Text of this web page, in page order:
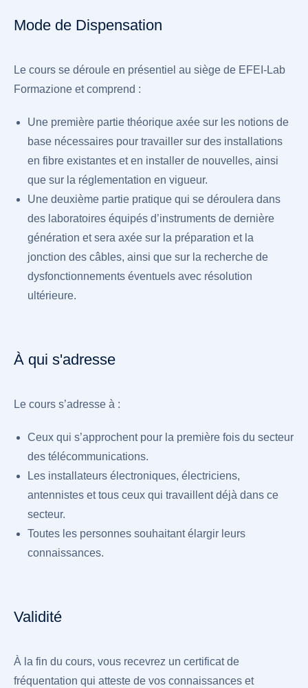
Mode de Dispensation
Le cours se déroule en présentiel au siège de EFEI-Lab
Formazione et comprend :
Une première partie théorique axée sur les notions de
base nécessaires pour travailler sur des installations
en fibre existantes et en installer de nouvelles, ainsi
que sur la réglementation en vigueur.
Une deuxième partie pratique qui se déroulera dans
des laboratoires équipés d’instruments de dernière
génération et sera axée sur la préparation et la
jonction des câbles, ainsi que sur la recherche de
dysfonctionnements éventuels avec résolution
ultérieure.
À qui s'adresse
Le cours s’adresse à :
Ceux qui s’approchent pour la première fois du secteur
des télécommunications.
Les installateurs électroniques, électriciens,
antennistes et tous ceux qui travaillent déjà dans ce
secteur.
Toutes les personnes souhaitant élargir leurs
connaissances.
Validité
À la fin du cours, vous recevrez un certificat de
fréquentation qui atteste de vos connaissances et